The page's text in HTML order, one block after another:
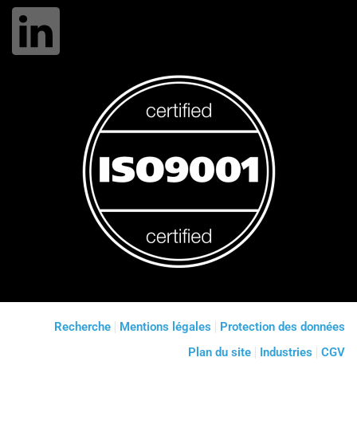
Recherche Mentions légales
Protection des données
Plan du site
Industries CGV